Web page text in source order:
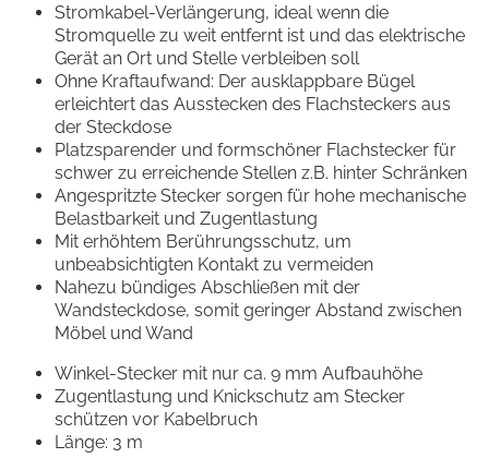
Stromkabel-Verlängerung, ideal wenn die
Stromquelle zu weit entfernt ist und das elektrische
Gerät an Ort und Stelle verbleiben soll
Ohne Kraftaufwand: Der ausklappbare Bügel
erleichtert das Ausstecken des Flachsteckers aus
der Steckdose
Platzsparender und formschöner Flachstecker für
schwer zu erreichende Stellen z.B. hinter Schränken
Angespritzte Stecker sorgen für hohe mechanische
Belastbarkeit und Zugentlastung
Mit erhöhtem Berührungsschutz, um
unbeabsichtigten Kontakt zu vermeiden
Nahezu bündiges Abschließen mit der
Wandsteckdose, somit geringer Abstand zwischen
Möbel und Wand
Winkel-Stecker mit nur ca. 9 mm Aufbauhöhe
Zugentlastung und Knickschutz am Stecker
schützen vor Kabelbruch
Länge: 3 m